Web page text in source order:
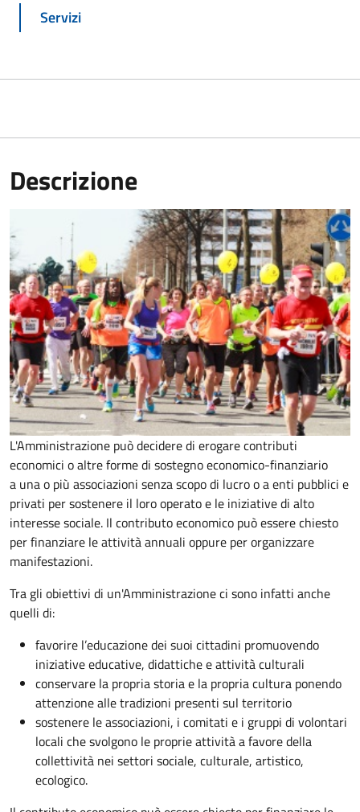
Servizi
Descrizione
L'Amministrazione può decidere di erogare contributi
economici o altre forme di sostegno economico-finanziario
a una o più associazioni senza scopo di lucro o a enti pubblici e
privati per sostenere il loro operato e le iniziative di alto
interesse sociale. Il contributo economico può essere chiesto
per finanziare le attività annuali oppure per organizzare
manifestazioni.
Tra gli obiettivi di un'Amministrazione ci sono infatti anche
quelli di:
favorire l’educazione dei suoi cittadini promuovendo
iniziative educative, didattiche e attività culturali
conservare la propria storia e la propria cultura ponendo
attenzione alle tradizioni presenti sul territorio
sostenere le associazioni, i comitati e i gruppi di volontari
locali che svolgono le proprie attività a favore della
collettività nei settori sociale, culturale, artistico,
ecologico.